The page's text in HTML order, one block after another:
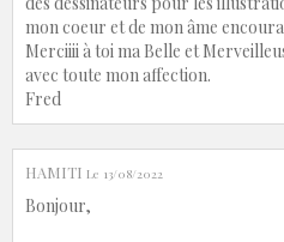
mon coeur et de mon âme
Merciiii à toi ma Belle et
avec toute mon affection.
Fred
HAMITI Le 13/08/2022
Bonjour,